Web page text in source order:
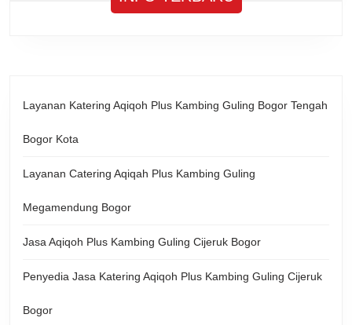
Layanan Katering Aqiqoh Plus Kambing Guling Bogor Tengah
Bogor Kota
Layanan Catering Aqiqah Plus Kambing Guling
Megamendung Bogor
Jasa Aqiqoh Plus Kambing Guling Cijeruk Bogor
Penyedia Jasa Katering Aqiqoh Plus Kambing Guling Cijeruk
Bogor